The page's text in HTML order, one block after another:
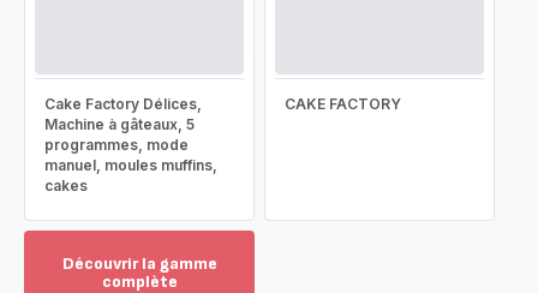
Cake Factory Délices,
Machine à gâteaux, 5
programmes, mode
manuel, moules muffins,
cakes
CAKE FACTORY
Découvrir la gamme
complète